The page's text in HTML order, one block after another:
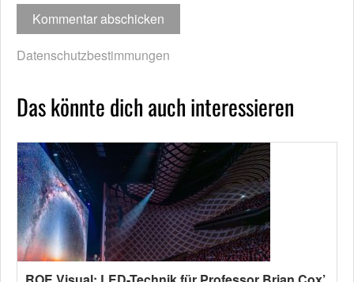
Datenschutzbestimmungen
Das könnte dich auch interessieren